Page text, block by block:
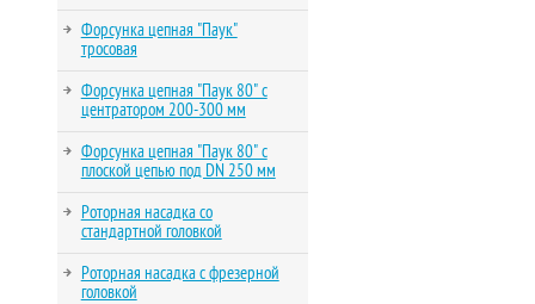
Форсунка цепная "Паук"
тросовая
Форсунка цепная "Паук 80" с
центратором 200-300 мм
Форсунка цепная "Паук 80" с
плоской цепью под DN 250 мм
Роторная насадка со
стандартной головкой
Роторная насадка с фрезерной
головкой